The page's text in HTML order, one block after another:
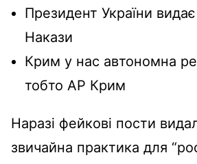
Президент України
Накази
Крим у нас автономна
тобто АР Крим
Наразі фейкові пости
звичайна практика для